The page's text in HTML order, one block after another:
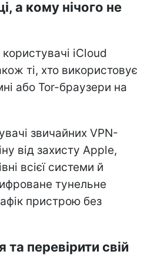
а кому нічого не
користувачі iCloud
ті, хто використовує
або Tor-браузери на
звичайних VPN-
від захисту Apple,
всієї системи й
тунельне
пристрою без
та перевірити свій